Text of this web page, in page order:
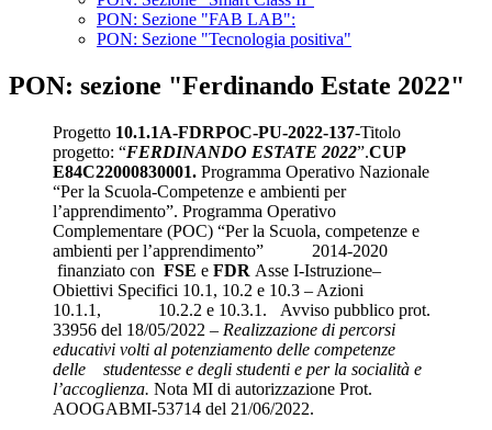
PON: Sezione "FAB LAB":
PON: Sezione "Tecnologia positiva"
PON: sezione "Ferdinando Estate 2022"
Progetto 10.1.1A-FDRPOC-PU-2022-137-Titolo
progetto: “FERDINANDO ESTATE 2022”.CUP
E84C22000830001. Programma Operativo Nazionale
“Per la Scuola-Competenze e ambienti per
l’apprendimento”. Programma Operativo
Complementare (POC) “Per la Scuola, competenze e
ambienti per l’apprendimento” 2014-2020
finanziato con FSE e FDR Asse I-Istruzione–
Obiettivi Specifici 10.1, 10.2 e 10.3 – Azioni
10.1.1, 10.2.2 e 10.3.1.
Avviso pubblico prot.
33956 del 18/05/2022 – Realizzazione di percorsi
educativi volti al potenziamento delle competenze
delle
studentesse e degli studenti e per la socialità e
l’accoglienza. Nota MI di autorizzazione Prot.
AOOGABMI-53714 del 21/06/2022.